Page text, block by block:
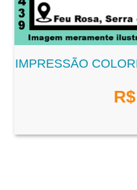
IMPRESSÃO
R$